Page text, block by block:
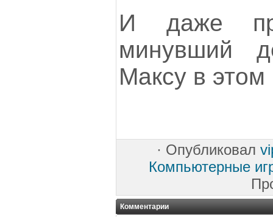
И даже
минувший
Максу в
· Опубликовал
Компьютерные
Комментарии